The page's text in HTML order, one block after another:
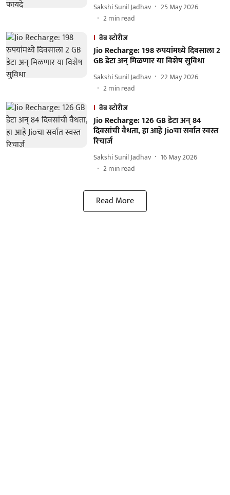
Sakshi Sunil Jadhav
25 May 2026
2min read
वेब स्टोरीज
Jio Recharge: 198 रुपयांमध्ये दिवसाला 2
GB डेटा अन् मिळणार या विशेष सुविधा
Sakshi Sunil Jadhav
22 May 2026
2min read
वेब स्टोरीज
Jio Recharge: 126 GB डेटा अन् 84
दिवसांची वैधता, हा आहे Jioचा सर्वात स्वस्त
रिचार्ज
Sakshi Sunil Jadhav
16 May 2026
2min read
Read More